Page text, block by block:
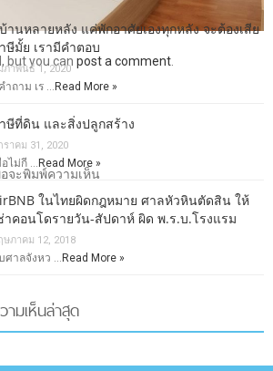
but you can post a comment
อจะพิมพ์ความเห็น
านหลายหลัง แค่พักอาศัยเองทุกหลัง จะต้องเสีย
ษีมั้ย เรามีคำตอบ
ภาพันธ์ 1, 2020
ำถาม เร … Read More »
ษีที่ดิน และสิ่งปลูกสร้าง
ราคม 31, 2020
อไม่กี … Read More »
ในไทยผิดกฎหมาย ศาลหัวหินตัดสิน ให้
าคอนโดรายวัน-สัปดาห์ ผิด พ.ร.บ.โรงแรม
ษภาคม 12, 2018
ศาลจังหว … Read More »
ามเห็นล่าสุด